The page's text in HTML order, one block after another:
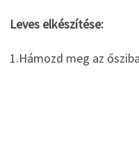
Leves elkészítése:
1.Hámozd meg az